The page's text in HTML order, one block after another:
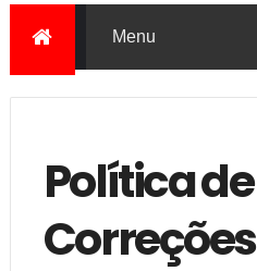
Política de
Correções